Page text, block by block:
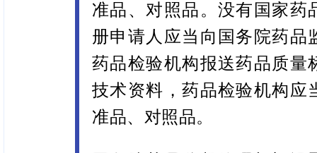
准品、对照品。没有国家药
册申请人应当向国务院药品
药品检验机构报送药品质量
技术资料，药品检验机构应
准品、对照品。